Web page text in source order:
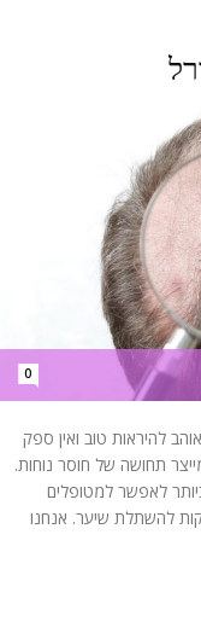
0
להיראות טוב ואין ספק
תחושה של חוסר נוחות.
לאפשר למטופלים
להשתלת שיער. אנחנו